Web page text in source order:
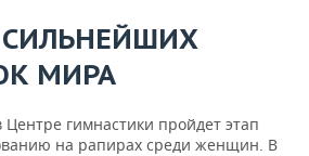
МИРА
гимнастики пройдет этап
на рапирах среди женщин. В